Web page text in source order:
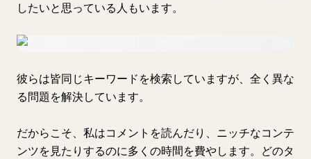
したいと思っている人もいます。
彼らは皆同じキーワードを検索していますが、全く異な
る問題を解決しています。
だからこそ、私はコメントを読んだり、ニッチなコンテ
ンツを見たりするのに多くの時間を費やします。どのタ